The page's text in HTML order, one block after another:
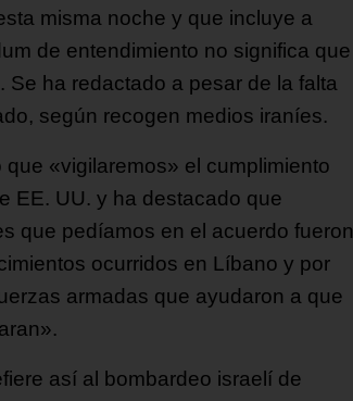
misma noche y que incluye a
de entendimiento no significa que
Se ha redactado a pesar de la falta
según recogen medios iraníes.
«vigilaremos» el cumplimiento
EE. UU. y ha destacado que
que pedíamos en el acuerdo fueron
ocurridos en Líbano y por
armadas que ayudaron a que
así al bombardeo israelí de